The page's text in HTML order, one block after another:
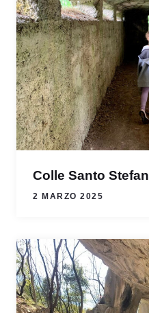
Colle Santo
2 MARZO 2025